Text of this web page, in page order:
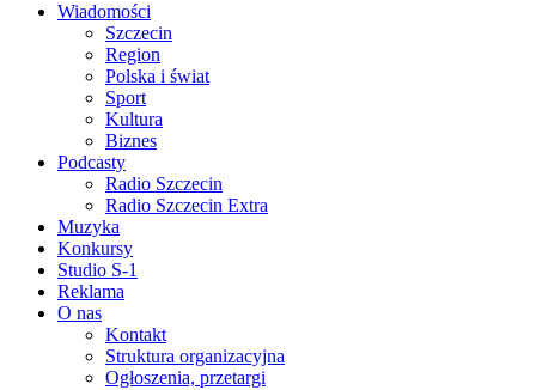
Wiadomości
Szczecin
Region
Polska i świat
Sport
Kultura
Biznes
Podcasty
Radio Szczecin
Radio Szczecin Extra
Muzyka
Konkursy
Studio S-1
Reklama
O nas
Kontakt
Struktura organizacyjna
Ogłoszenia, przetargi